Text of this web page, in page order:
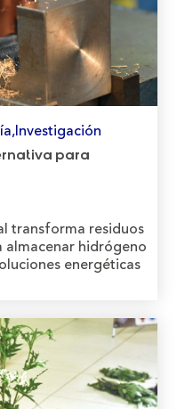
para
transforma residuos
almacenar hidrógeno
energéticas